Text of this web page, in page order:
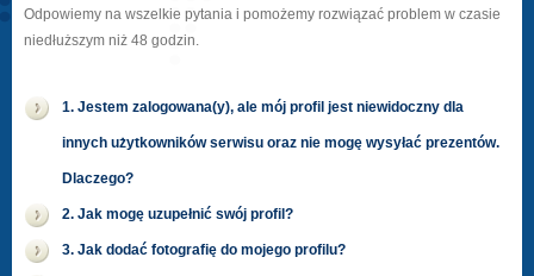
Odpowiemy na wszelkie pytania i pomożemy rozwiązać problem w czasie
niedłuższym niż 48 godzin.
1. Jestem zalogowana(y), ale mój profil jest niewidoczny dla
innych użytkowników serwisu oraz nie mogę wysyłać prezentów.
Dlaczego?
2. Jak mogę uzupełnić swój profil?
3. Jak dodać fotografię do mojego profilu?